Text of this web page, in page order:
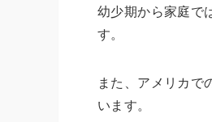
幼少期から家庭で
す。
また、アメリカで
います。